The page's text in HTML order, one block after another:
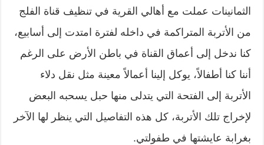
الثمانينات عملت مع أهالي القرية في تنظيف قناة الفلج
من الأتربة المتراكمة في داخله لفترة امتدت إلى أسابيع،
كنا ندخل إلى أعماق القناة في باطن الأرض على الرغم
أننا كنا أطفالاً، يوكل إلينا أعمالاً معينة مثل نقل دلاء
الأتربة إلى الفتحة التي يتدلى منها حبل يسحبه البعض
لإخراج تلك الأتربة، كل هذه التفاصيل التي ينظر لها الآخر
بغرابة عايشتها في طفولتي.